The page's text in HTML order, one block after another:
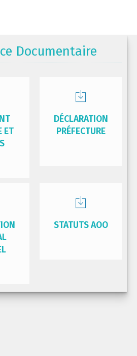
Documentaire
ET
DÉCLARATION
PRÉFECTURE
STATUTS AOO